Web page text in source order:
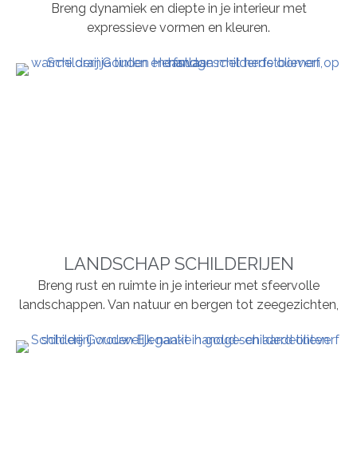
Breng dynamiek en diepte in je interieur met
expressieve vormen en kleuren.
LANDSCHAP SCHILDERIJEN
Breng rust en ruimte in je interieur met sfeervolle
landschappen. Van natuur en bergen tot zeegezichten,